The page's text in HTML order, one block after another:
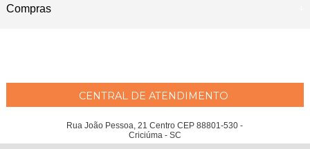
Compras
CENTRAL DE ATENDIMENTO
Rua João Pessoa, 21 Centro CEP 88801-530 -
Criciúma - SC